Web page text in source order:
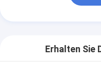
Erhalten Sie